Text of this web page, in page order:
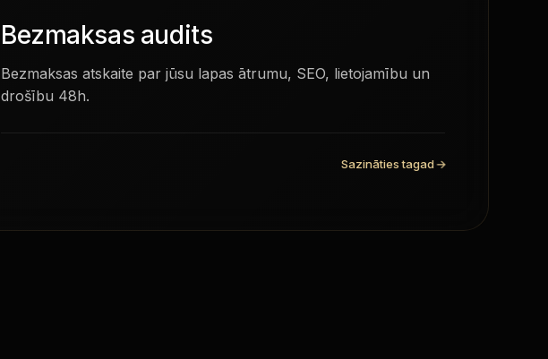
Bezmaksas audits
Bezmaksas atskaite par jūsu lapas ātrumu, SEO, lietojamību un
drošību 48h.
Sazināties tagad→